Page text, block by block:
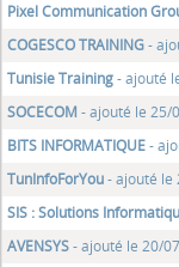
Pixel Communication
COGESCO TRAINING-
Tunisie Training- ajouté
SOCECOM - ajouté le 25/
BITS INFORMATIQUE-
TunInfoForYou- ajouté le
SIS : Solutions
AVENSYS- ajouté le 20/